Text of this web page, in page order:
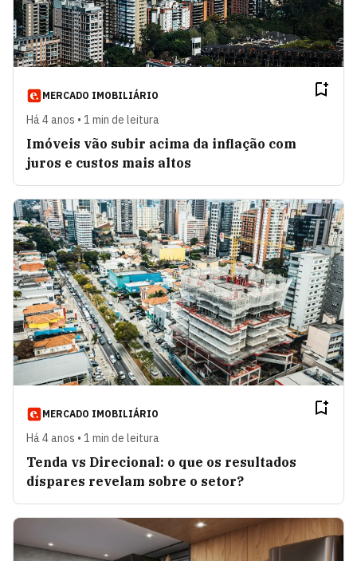
MERCADO IMOBILIÁRIO
Há 4 anos • 1 min de leitura
Imóveis vão subir acima da inflação com
juros e custos mais altos
MERCADO IMOBILIÁRIO
Há 4 anos • 1 min de leitura
Tenda vs Direcional: o que os resultados
díspares revelam sobre o setor?